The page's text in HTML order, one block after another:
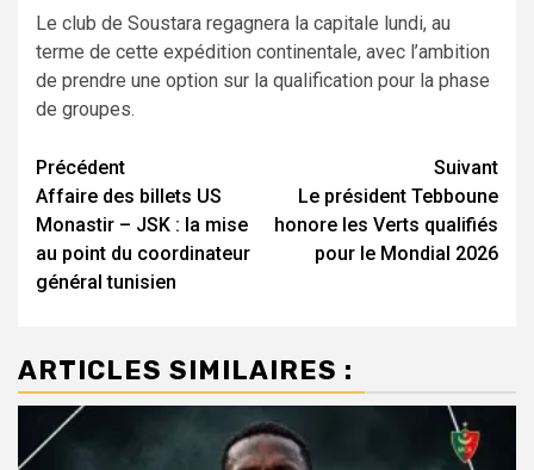
Le club de Soustara regagnera la capitale lundi, au
terme de cette expédition continentale, avec l’ambition
de prendre une option sur la qualification pour la phase
de groupes.
Navigation
d’article
Précédent
Affaire des billets US
Monastir – JSK : la mise
au point du coordinateur
général tunisien
Suivant
Le président Tebboune
honore les Verts qualifiés
pour le Mondial 2026
ARTICLES SIMILAIRES :